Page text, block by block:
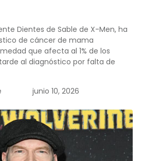
Dientes de Sable de X-Men, ha
de cáncer de mama
que afecta al 1% de los
al diagnóstico por falta de
junio 10, 2026